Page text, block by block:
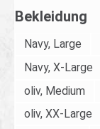
Bekleidung
Navy, Large
Navy, X-Large
oliv, Medium
oliv, XX-Large